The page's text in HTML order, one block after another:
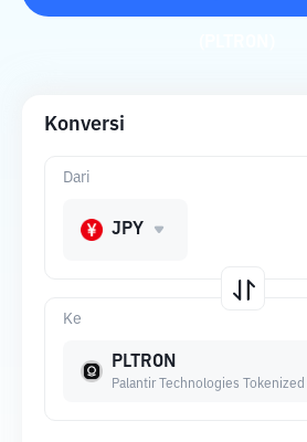
Konversi
Ke
PLTRON
Palantir Technologies
Dari
JPY